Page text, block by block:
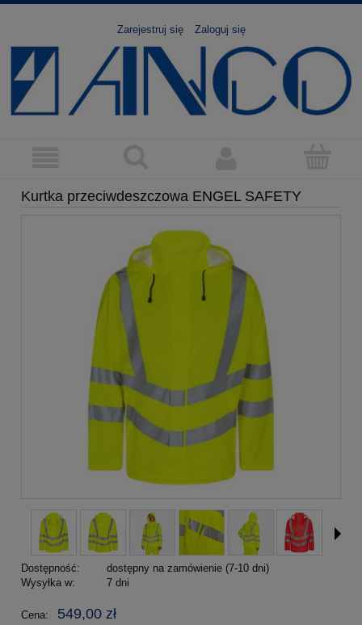
Zarejestruj się Zaloguj się
Kurtka przeciwdeszczowa ENGEL SAFETY
Dostępność:
dostępny na zamówienie (7-10 dni)
Wysyłka w:
7 dni
Cena: 549,00 zł